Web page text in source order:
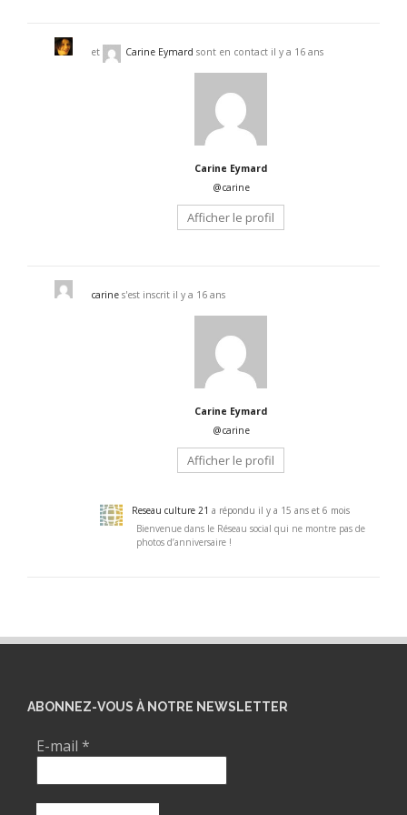
et Carine Eymard sont en contact il y a 16 ans
Carine Eymard
@carine
Afficher le profil
carine s'est inscrit il y a 16 ans
Carine Eymard
@carine
Afficher le profil
Reseau culture 21 a répondu il y a 15 ans et 6 mois
Bienvenue dans le Réseau social qui ne montre pas de
photos d’anniversaire !
ABONNEZ-VOUS À NOTRE NEWSLETTER
E-mail *